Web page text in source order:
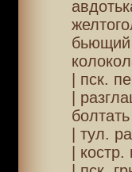
бьющий
| пск.
|
| тул.
|